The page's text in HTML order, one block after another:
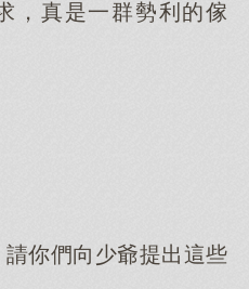
，真是一群勢利的傢
請你們向少爺提出這些